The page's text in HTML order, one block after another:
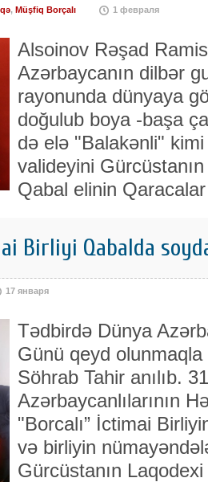
, Müşfiq Borçalı 1 февраля
Alsoinov Rəşad
Azərbaycanın dilbər
rayonunda dünyaya
doğulub boya -başa
də elə "Balakənli"
valideyini
Qabal elinin
Birliyi Qabalda
17 января
Tədbirdə Dünya
Günü qeyd
Söhrab Tahir anılıb.
Azərbaycanlılarının
"Borcalı” İctimai
və birliyin
Gürcüstanın